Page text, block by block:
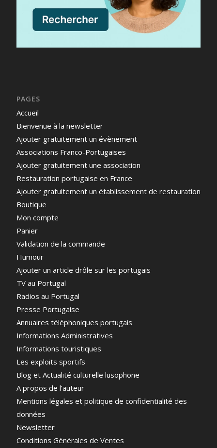
PAGES
Accueil
Bienvenue à la newsletter
Ajouter gratuitement un évènement
Associations Franco-Portugaises
Ajouter gratuitement une association
Restauration portugaise en France
Ajouter gratuitement un établissement de restauration
Boutique
Mon compte
Panier
Validation de la commande
Humour
Ajouter un article drôle sur les portugais
TV au Portugal
Radios au Portugal
Presse Portugaise
Annuaires téléphoniques portugais
Informations Administratives
Informations touristiques
Les exploits sportifs
Blog et Actualité culturelle lusophone
A propos de l’auteur
Mentions légales et politique de confidentialité des
données
Newsletter
Conditions Générales de Ventes